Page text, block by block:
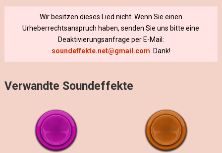
Wir besitzen dieses Lied nicht. Wenn Sie einen
Urheberrechtsanspruch haben, senden Sie uns bitte eine
Deaktivierungsanfrage per E-Mail:
soundeffekte.net@gmail.com . Dank!
Verwandte Soundeffekte